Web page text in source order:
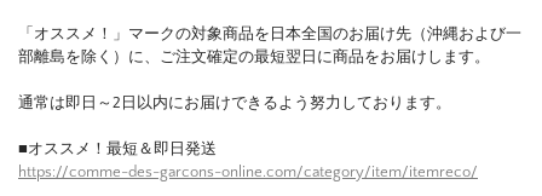
「オススメ！」マークの対象商品を日本全国のお届け先（沖縄および一
部離島を除く）に、ご注文確定の最短翌日に商品をお届けします。
通常は即日～2日以内にお届けできるよう努力しております。
■オススメ！最短＆即日発送
https://comme-des-garcons-online.com/category/item/itemreco/